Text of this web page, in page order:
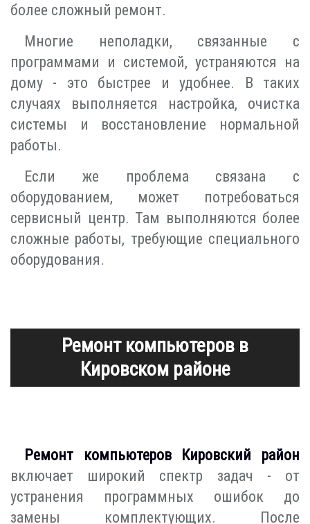
более сложный ремонт.
Многие неполадки, связанные с
программами и системой, устраняются на
дому - это быстрее и удобнее. В таких
случаях выполняется настройка, очистка
системы и восстановление нормальной
работы.
Если же проблема связана с
оборудованием, может потребоваться
сервисный центр. Там выполняются более
сложные работы, требующие специального
оборудования.
Ремонт компьютеров в
Кировском районе
Ремонт компьютеров Кировский район
включает широкий спектр задач - от
устранения программных ошибок до
замены комплектующих. После